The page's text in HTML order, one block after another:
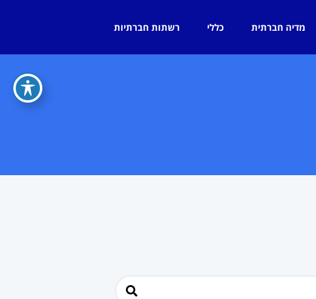
מדיה חברתית כללי רשתות חברתיות